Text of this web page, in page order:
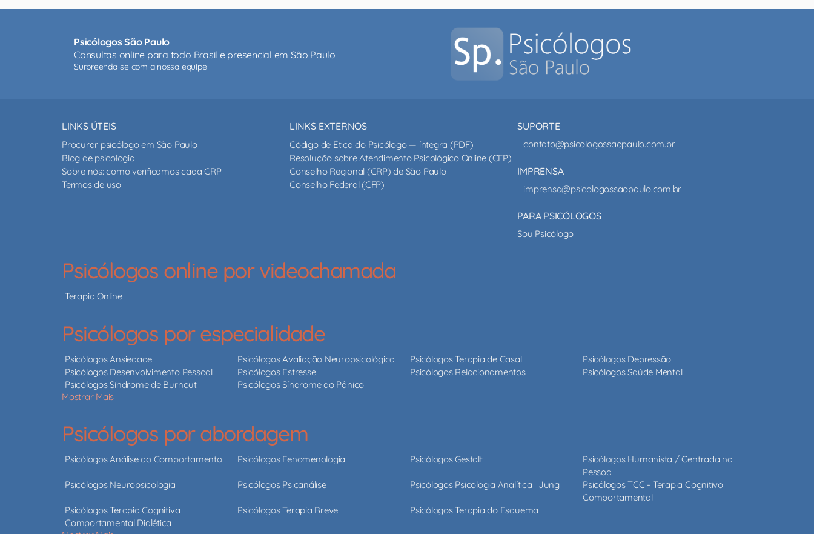
Psicólogos São Paulo
Consultas online para todo Brasil e presencial em São Paulo
Surpreenda-se com a nossa equipe
LINKS ÚTEIS
Procurar psicólogo em São Paulo
Blog de psicologia
Sobre nós: como verificamos cada CRP
Termos de uso
LINKS EXTERNOS
Código de Ética do Psicólogo — íntegra (PDF)
Resolução sobre Atendimento Psicológico Online (CFP)
Conselho Regional (CRP) de São Paulo
Conselho Federal (CFP)
SUPORTE
contato@psicologossaopaulo.com.br
IMPRENSA
imprensa@psicologossaopaulo.com.br
PARA PSICÓLOGOS
Sou Psicólogo
Psicólogos online por videochamada
Terapia Online
Psicólogos por especialidade
Psicólogos Ansiedade Psicólogos Avaliação Neuropsicológica Psicólogos Terapia de Casal
Psicólogos Depressão
Psicólogos Desenvolvimento Pessoal
Psicólogos Estresse Psicólogos Relacionamentos
Psicólogos Saúde Mental
Psicólogos Síndrome de Burnout
Psicólogos Síndrome do Pânico
Mostrar Mais
Psicólogos por abordagem
Psicólogos Análise do Comportamento Psicólogos Fenomenologia Psicólogos Gestalt
Psicólogos Humanista / Centrada na
Pessoa
Psicólogos Neuropsicologia
Psicólogos Psicanálise Psicólogos Psicologia Analítica | Jung
Psicólogos TCC - Terapia Cognitivo
Comportamental
Psicólogos Terapia Cognitiva
Comportamental Dialética
Psicólogos Terapia Breve Psicólogos Terapia do Esquema